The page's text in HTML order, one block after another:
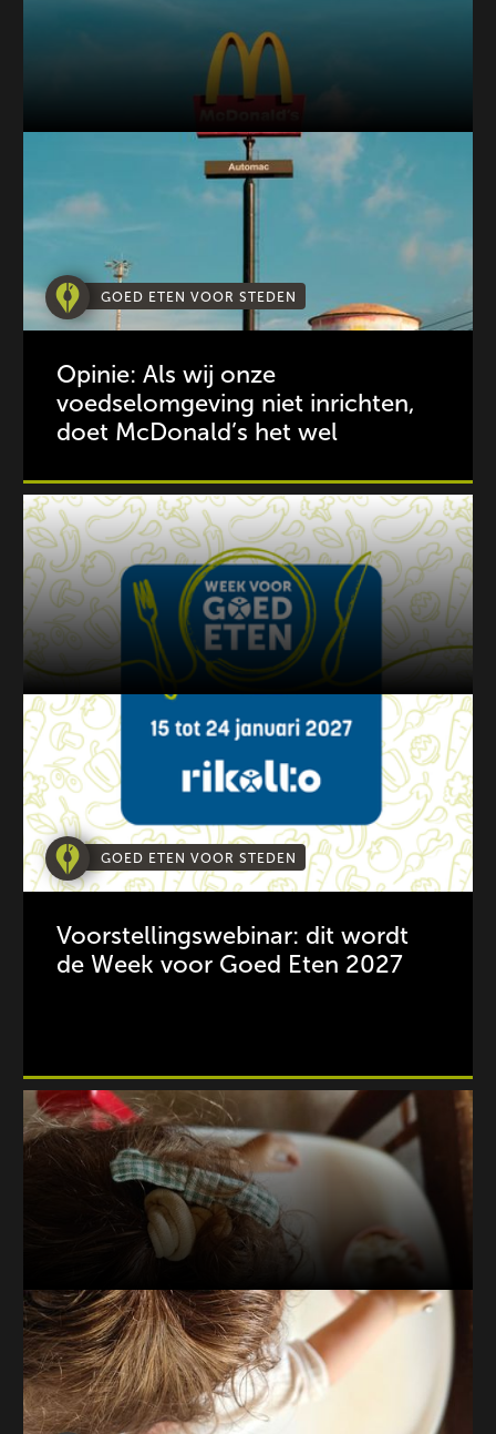
GOED ETEN VOOR STEDEN
Opinie: Als wij onze
voedselomgeving niet inrichten,
doet McDonald’s het wel
GOED ETEN VOOR STEDEN
Voorstellingswebinar: dit wordt
de Week voor Goed Eten 2027